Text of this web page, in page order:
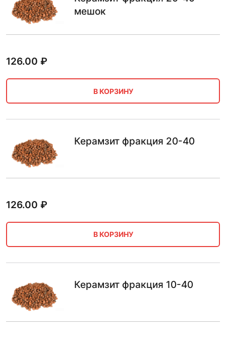
мешок
126.00 ₽
В КОРЗИНУ
Керамзит фракция 20-40
126.00 ₽
В КОРЗИНУ
Керамзит фракция 10-40